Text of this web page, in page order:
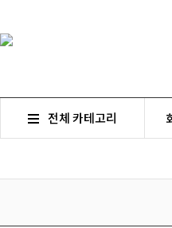
전체 카테고리